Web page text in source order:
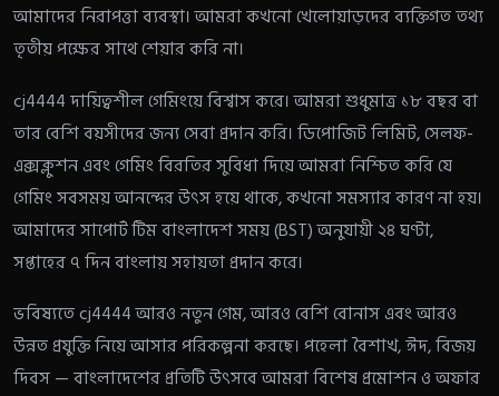
আমাদের নিরাপত্তা ব্যবস্থা। আমরা কখনো খেলোয়াড়দের ব্যক্তিগত তথ্য
তৃতীয় পক্ষের সাথে শেয়ার করি না।
cj4444 দায়িত্বশীল গেমিংয়ে বিশ্বাস করে। আমরা শুধুমাত্র ১৮ বছর বা
তার বেশি বয়সীদের জন্য সেবা প্রদান করি। ডিপোজিট লিমিট, সেলফ-
এক্সক্লুশন এবং গেমিং বিরতির সুবিধা দিয়ে আমরা নিশ্চিত করি যে
গেমিং সবসময় আনন্দের উৎস হয়ে থাকে, কখনো সমস্যার কারণ না হয়।
আমাদের সাপোর্ট টিম বাংলাদেশ সময় (BST) অনুযায়ী ২৪ ঘণ্টা,
সপ্তাহের ৭ দিন বাংলায় সহায়তা প্রদান করে।
ভবিষ্যতে cj4444 আরও নতুন গেম, আরও বেশি বোনাস এবং আরও
উন্নত প্রযুক্তি নিয়ে আসার পরিকল্পনা করছে। পহেলা বৈশাখ, ঈদ, বিজয়
দিবস — বাংলাদেশের প্রতিটি উৎসবে আমরা বিশেষ প্রমোশন ও অফার